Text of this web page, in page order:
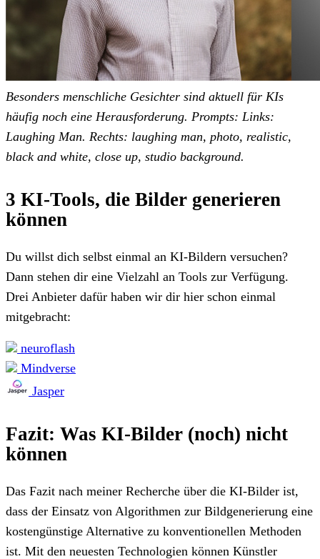
Besonders menschliche Gesichter sind aktuell für KIs
häufig noch eine Herausforderung. Prompts: Links:
Laughing Man. Rechts: laughing man, photo, realistic,
black and white, close up, studio background.
3 KI-Tools, die Bilder generieren
können
Du willst dich selbst einmal an KI-Bildern versuchen?
Dann stehen dir eine Vielzahl an Tools zur Verfügung.
Drei Anbieter dafür haben wir dir hier schon einmal
mitgebracht:
neuroflash
Mindverse
Jasper
Fazit: Was KI-Bilder (noch) nicht
können
Das Fazit nach meiner Recherche über die KI-Bilder ist,
dass der Einsatz von Algorithmen zur Bildgenerierung eine
kostengünstige Alternative zu konventionellen Methoden
ist. Mit den neuesten Technologien können Künstler